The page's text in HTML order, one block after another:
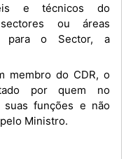
e técnicos do
ou áreas
para o Sector, a
por quem no
funções e não
Ministro.